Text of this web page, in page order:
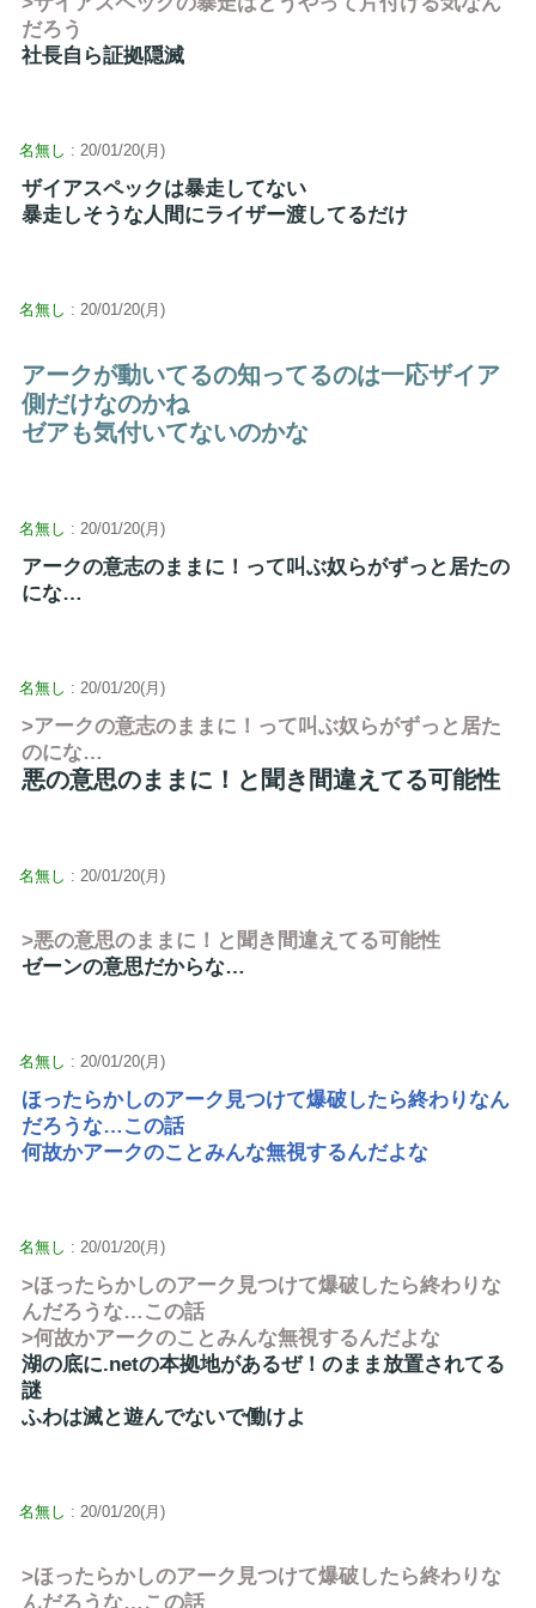
だろう
社長自ら証拠隠滅
名無し : 20/01/20(月)
ザイアスペックは暴走してない
暴走しそうな人間にライザー渡してるだけ
名無し : 20/01/20(月)
アークが動いてるの知ってるのは一応ザイア
側だけなのかね
ゼアも気付いてないのかな
名無し : 20/01/20(月)
アークの意志のままに！って叫ぶ奴らがずっと居たの
にな…
名無し : 20/01/20(月)
>アークの意志のままに！って叫ぶ奴らがずっと居た
のにな…
悪の意思のままに！と聞き間違えてる可能性
名無し : 20/01/20(月)
>悪の意思のままに！と聞き間違えてる可能性
ゼーンの意思だからな…
名無し : 20/01/20(月)
ほったらかしのアーク見つけて爆破したら終わりなん
だろうな…この話
何故かアークのことみんな無視するんだよな
名無し : 20/01/20(月)
>ほったらかしのアーク見つけて爆破したら終わりな
んだろうな…この話
>何故かアークのことみんな無視するんだよな
湖の底に.netの本拠地があるぜ！のまま放置されてる
謎
ふわは滅と遊んでないで働けよ
名無し : 20/01/20(月)
>ほったらかしのアーク見つけて爆破したら終わりな
んだろうな…この話